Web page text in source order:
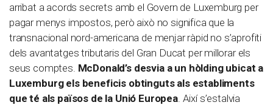
arribat a acords secrets amb el Govern de Luxemburg per
pagar menys impostos, però això no significa que la
transnacional nord-americana de menjar ràpid no s’aprofiti
dels avantatges tributaris del Gran Ducat per millorar els
seus comptes. McDonald’s desvia a un hòlding ubicat a
Luxemburg els beneficis obtinguts als establiments
que té als països de la Unió Europea. Així s’estalvia